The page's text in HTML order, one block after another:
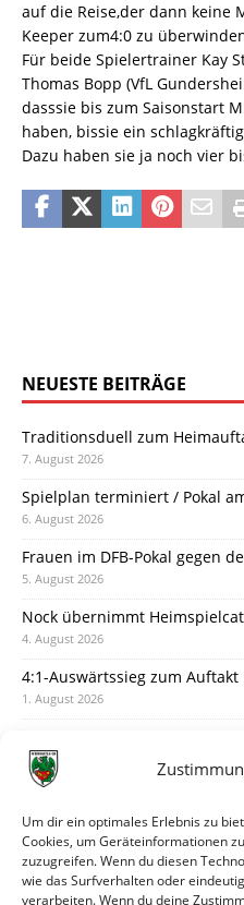
Um dir ein optimales Erlebnis zu
Cookies, um Geräteinformationen
zuzugreifen. Wenn du diesen
wie das Surfverhalten oder
verarbeiten. Wenn du deine
auf die Reise,der dann keine
Keeper zum4:0 zu
Für beide Spielertrainer Kay
Thomas Bopp (VfL
dasssie bis zum Saisonstart
haben, bissie ein
Dazu haben sie ja noch vier
NEUESTE BEITRÄGE
Traditionsduell zum
7. August 2026
Spielplan terminiert / Pokal
6. August 2026
Frauen im DFB-Pokal gegen
5. August 2026
Nock übernimmt
4. August 2026
4:1-Auswärtssieg zum Auftakt
1. August 2026
31. Juli 2026
30. Juli 2026
Deine Spielminute: 89+1
28. Juli 2026